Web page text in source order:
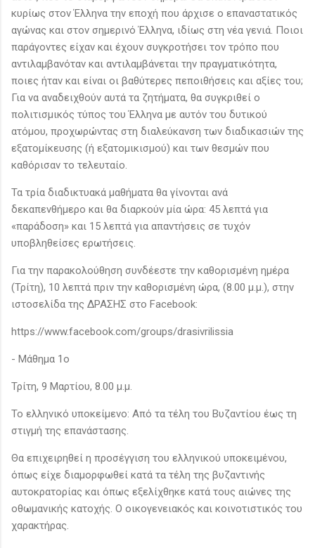
κυρίως στον Έλληνα την εποχή που άρχισε ο επαναστατικός
αγώνας και στον σημερινό Έλληνα, ιδίως στη νέα γενιά. Ποιοι
παράγοντες είχαν και έχουν συγκροτήσει τον τρόπο που
αντιλαμβανόταν και αντιλαμβάνεται την πραγματικότητα,
ποιες ήταν και είναι οι βαθύτερες πεποιθήσεις και αξίες του;
Για να αναδειχθούν αυτά τα ζητήματα, θα συγκριθεί ο
πολιτισμικός τύπος του Έλληνα με αυτόν του δυτικού
ατόμου, προχωρώντας στη διαλεύκανση των διαδικασιών της
εξατομίκευσης (ή εξατομικισμού) και των θεσμών που
καθόρισαν το τελευταίο.
Τα τρία διαδικτυακά μαθήματα θα γίνονται ανά
δεκαπενθήμερο και θα διαρκούν μία ώρα: 45 λεπτά για
«παράδοση» και 15 λεπτά για απαντήσεις σε τυχόν
υποβληθείσες ερωτήσεις.
Για την παρακολούθηση συνδέεστε την καθορισμένη ημέρα
(Τρίτη), 10 λεπτά πριν την καθορισμένη ώρα, (8.00 μ.μ.), στην
ιστοσελίδα της ΔΡΑΣΗΣ στο Facebook:
https://www.facebook.com/groups/drasivrilissia
- Μάθημα 1ο
Τρίτη, 9 Μαρτίου, 8.00 μ.μ.
Το ελληνικό υποκείμενο: Από τα τέλη του Βυζαντίου έως τη
στιγμή της επανάστασης.
Θα επιχειρηθεί η προσέγγιση του ελληνικού υποκειμένου,
όπως είχε διαμορφωθεί κατά τα τέλη της βυζαντινής
αυτοκρατορίας και όπως εξελίχθηκε κατά τους αιώνες της
οθωμανικής κατοχής. Ο οικογενειακός και κοινοτιστικός του
χαρακτήρας.